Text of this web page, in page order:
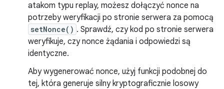
atakom typu replay, możesz dołączyć nonce na
potrzeby weryfikacji po stronie serwera za pomocą
setNonce() . Sprawdź, czy kod po stronie serwera
weryfikuje, czy nonce żądania i odpowiedzi są
identyczne.
Aby wygenerować nonce, użyj funkcji podobnej do
tej, która generuje silny kryptograficznie losowy